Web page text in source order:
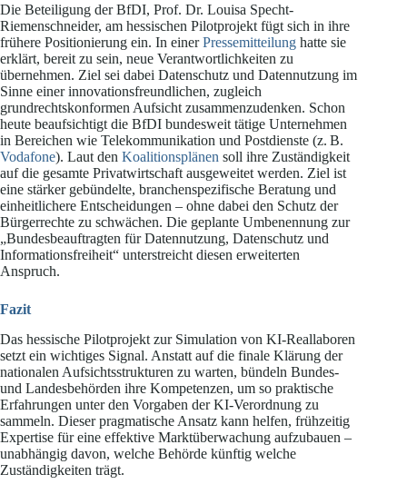
Die Beteiligung der BfDI, Prof. Dr. Louisa Specht-
Riemenschneider, am hessischen Pilotprojekt fügt sich in ihre
frühere Positionierung ein. In einerPressemitteilung hatte sie
erklärt, bereit zu sein, neue Verantwortlichkeiten zu
übernehmen. Ziel sei dabei Datenschutz und Datennutzung im
Sinne einer innovationsfreundlichen, zugleich
grundrechtskonformen Aufsicht zusammenzudenken. Schon
heute beaufsichtigt die BfDI bundesweit tätige Unternehmen
in Bereichen wie Telekommunikation und Postdienste (z. B.
Vodafone). Laut den Koalitionsplänen soll ihre Zuständigkeit
auf die gesamte Privatwirtschaft ausgeweitet werden. Ziel ist
eine stärker gebündelte, branchenspezifische Beratung und
einheitlichere Entscheidungen – ohne dabei den Schutz der
Bürgerrechte zu schwächen. Die geplante Umbenennung zur
„Bundesbeauftragten für Datennutzung, Datenschutz und
Informationsfreiheit“ unterstreicht diesen erweiterten
Anspruch.
Fazit
Das hessische Pilotprojekt zur Simulation von KI-Reallaboren
setzt ein wichtiges Signal. Anstatt auf die finale Klärung der
nationalen Aufsichtsstrukturen zu warten, bündeln Bundes-
und Landesbehörden ihre Kompetenzen, um so praktische
Erfahrungen unter den Vorgaben der KI-Verordnung zu
sammeln. Dieser pragmatische Ansatz kann helfen, frühzeitig
Expertise für eine effektive Marktüberwachung aufzubauen –
unabhängig davon, welche Behörde künftig welche
Zuständigkeiten trägt.